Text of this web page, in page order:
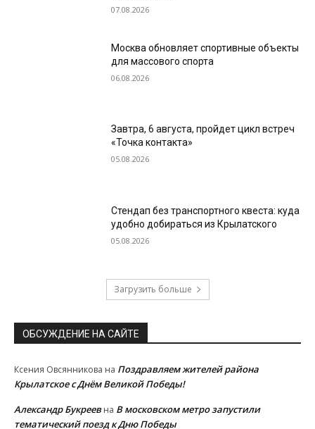
07.08.2026
Москва обновляет спортивные объекты
для массового спорта
06.08.2026
Завтра, 6 августа, пройдет цикл встреч
«Точка контакта»
05.08.2026
Стендап без транспортного квеста: куда
удобно добираться из Крылатского
05.08.2026
Загрузить больше
ОБСУЖДЕНИЕ НА САЙТЕ
Ксения Овсянникова на Поздравляем жителей района
Крылатское с Днём Великой Победы!
Александр Букреевна В московском метро запустили
тематический поезд к Дню Победы